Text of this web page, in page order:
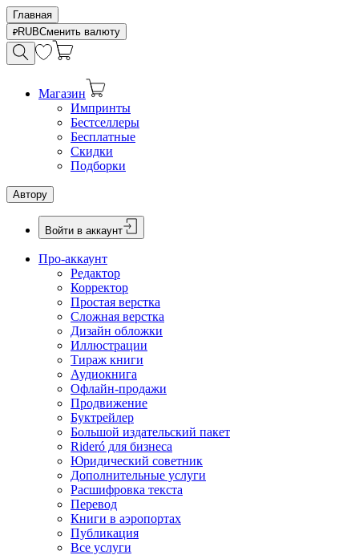
Главная
RUBСменить валюту
Магазин
Импринты
Бестселлеры
Бесплатные
Скидки
Подборки
Автору
Войти в аккаунт
Про-аккаунт
Редактор
Корректор
Простая верстка
Сложная верстка
Дизайн обложки
Иллюстрации
Тираж книги
Аудиокнига
Офлайн-продажи
Продвижение
Буктрейлер
Большой издательский пакет
Rideró для бизнеса
Юридический советник
Дополнительные услуги
Расшифровка текста
Перевод
Книги в аэропортах
Публикация
Все услуги